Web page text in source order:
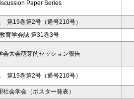
Paper Series
第19巻第2号（通号210号）
育学会誌 第31巻3号
会大会萌芽的セッション報告
第19巻第2号（通号210号）
会学会（ポスター発表）